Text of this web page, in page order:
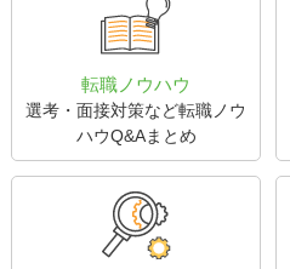
転職ノウハウ
選考・面接対策など転職ノウ
ハウQ&Aまとめ